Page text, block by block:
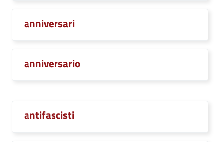
anniversari
anniversario
antifascisti